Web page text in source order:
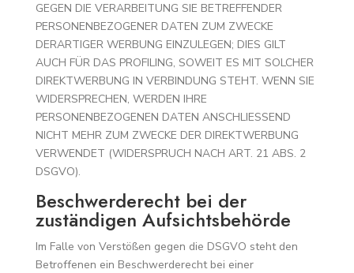
GEGEN DIE VERARBEITUNG SIE BETREFFENDER
PERSONENBEZOGENER DATEN ZUM ZWECKE
DERARTIGER WERBUNG EINZULEGEN; DIES GILT
AUCH FÜR DAS PROFILING, SOWEIT ES MIT SOLCHER
DIREKTWERBUNG IN VERBINDUNG STEHT. WENN SIE
WIDERSPRECHEN, WERDEN IHRE
PERSONENBEZOGENEN DATEN ANSCHLIESSEND
NICHT MEHR ZUM ZWECKE DER DIREKTWERBUNG
VERWENDET (WIDERSPRUCH NACH ART. 21 ABS. 2
DSGVO).
Beschwerde­recht bei der
zuständigen Aufsichts­behörde
Im Falle von Verstößen gegen die DSGVO steht den
Betroffenen ein Beschwerderecht bei einer